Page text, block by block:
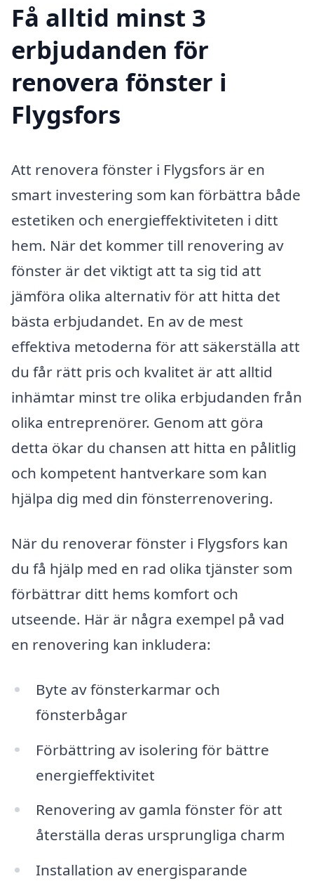
Få alltid minst 3
erbjudanden för
renovera fönster i
Flygsfors
Att renovera fönster i Flygsfors är en
smart investering som kan förbättra både
estetiken och energieffektiviteten i ditt
hem. När det kommer till renovering av
fönster är det viktigt att ta sig tid att
jämföra olika alternativ för att hitta det
bästa erbjudandet. En av de mest
effektiva metoderna för att säkerställa att
du får rätt pris och kvalitet är att alltid
inhämtar minst tre olika erbjudanden från
olika entreprenörer. Genom att göra
detta ökar du chansen att hitta en pålitlig
och kompetent hantverkare som kan
hjälpa dig med din fönsterrenovering.
När du renoverar fönster i Flygsfors kan
du få hjälp med en rad olika tjänster som
förbättrar ditt hems komfort och
utseende. Här är några exempel på vad
en renovering kan inkludera:
Byte av fönsterkarmar och
fönsterbågar
Förbättring av isolering för bättre
energieffektivitet
Renovering av gamla fönster för att
återställa deras ursprungliga charm
Installation av energisparande